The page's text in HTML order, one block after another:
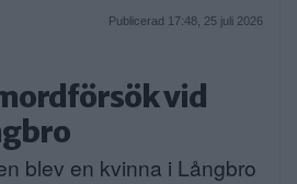
Publicerad 17:48, 25 juli 2026
vid
blev en kvinna i Långbro